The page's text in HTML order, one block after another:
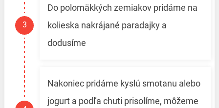
Do polomäkkých zemiakov pridáme na
kolieska nakrájané paradajky a
dodusíme
Nakoniec pridáme kyslú smotanu alebo
jogurt a podľa chuti prisolíme, môžeme